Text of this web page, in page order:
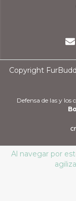
Al navegar por
Copyright
Defensa de las y